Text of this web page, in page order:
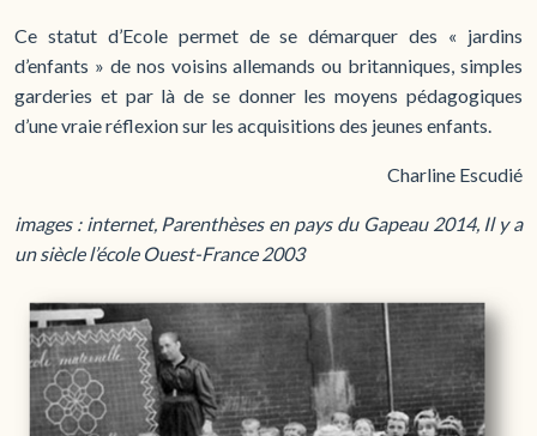
Ce statut d’Ecole permet de se démarquer des « jardins
d’enfants » de nos voisins allemands ou britanniques, simples
garderies et par là de se donner les moyens pédagogiques
d’une vraie réflexion sur les acquisitions des jeunes enfants.
Charline Escudié
images : internet, Parenthèses en pays du Gapeau 2014, Il y a
un siècle l’école Ouest-France 2003